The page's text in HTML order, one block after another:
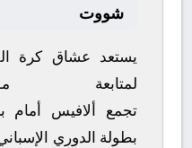
شووت
يستعد عشاق كرة
لمتابعة
تجمع ألافيس أمام
بطولة الدوري